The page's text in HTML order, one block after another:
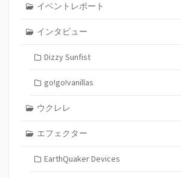
イベントレポート
インタビュー
Dizzy Sunfist
go!go!vanillas
ウクレレ
エフェクター
EarthQuaker Devices